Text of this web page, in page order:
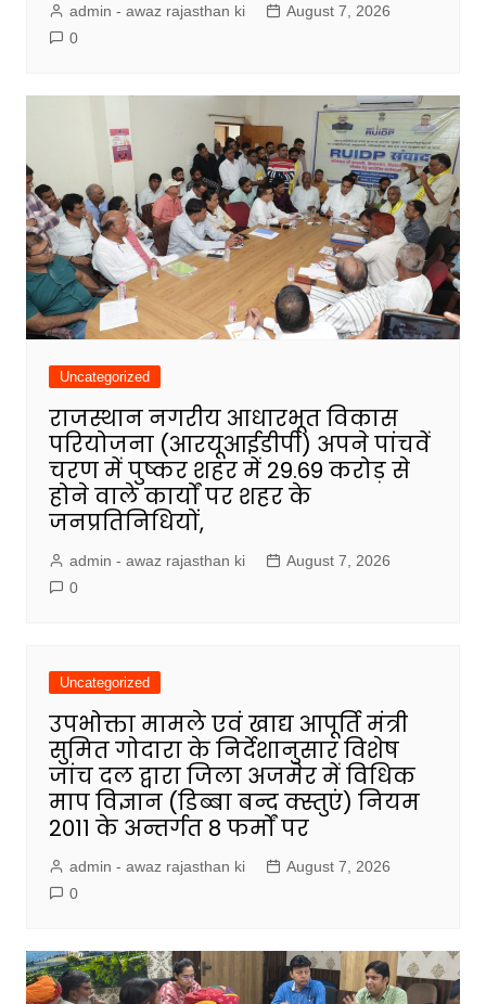
admin - awaz rajasthan ki
August 7, 2026
0
Uncategorized
राजस्थान नगरीय आधारभूत विकास
परियोजना (आरयूआईडीपी) अपने पांचवें
चरण में पुष्कर शहर में 29.69 करोड़ से
होने वाले कार्यों पर शहर के
जनप्रतिनिधियों,
admin - awaz rajasthan ki
August 7, 2026
0
Uncategorized
उपभोक्ता मामले एवं खाद्य आपूर्ति मंत्री
सुमित गोदारा के निर्देशानुसार विशेष
जांच दल द्वारा जिला अजमेर में विधिक
माप विज्ञान (डिब्बा बन्द क्स्तुएं) नियम
2011 के अन्तर्गत 8 फर्मों पर
admin - awaz rajasthan ki
August 7, 2026
0